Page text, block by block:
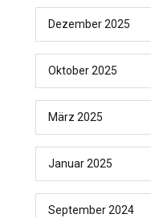
Dezember 2025
Oktober 2025
März 2025
Januar 2025
September 2024